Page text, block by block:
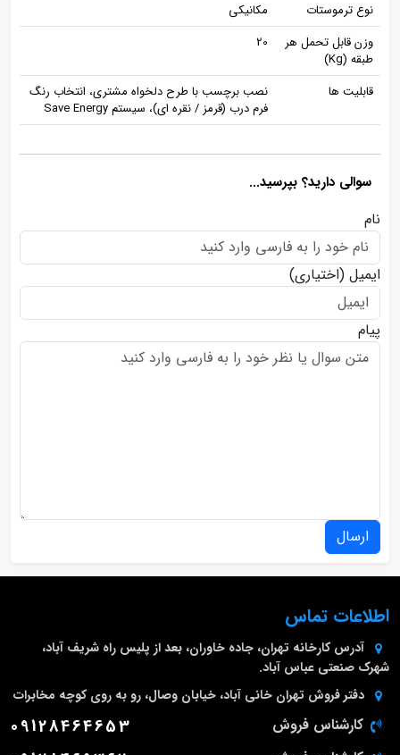
نوع ترموستات
مکانیکی
وزن قابل تحمل هر
طبقه (Kg)
20
قابلیت ها
نصب برچسب با طرح دلخواه مشتری، انتخاب رنگ
فرم درب (قرمز / نقره ای)، سیستم Save Energy
سوالی دارید؟ بپرسید...
نام
ایمیل (اختیاری)
پیام
ارسال
اطلاعات تماس
آدرس کارخانه تهران، جاده خاوران، بعد از پلیس راه شریف آباد،
شهرک صنعتی عباس آباد.
دفتر فروش تهران خانی آباد، خیابان وصال، رو به روی کوچه مخابرات
کارشناس فروش 09128464653